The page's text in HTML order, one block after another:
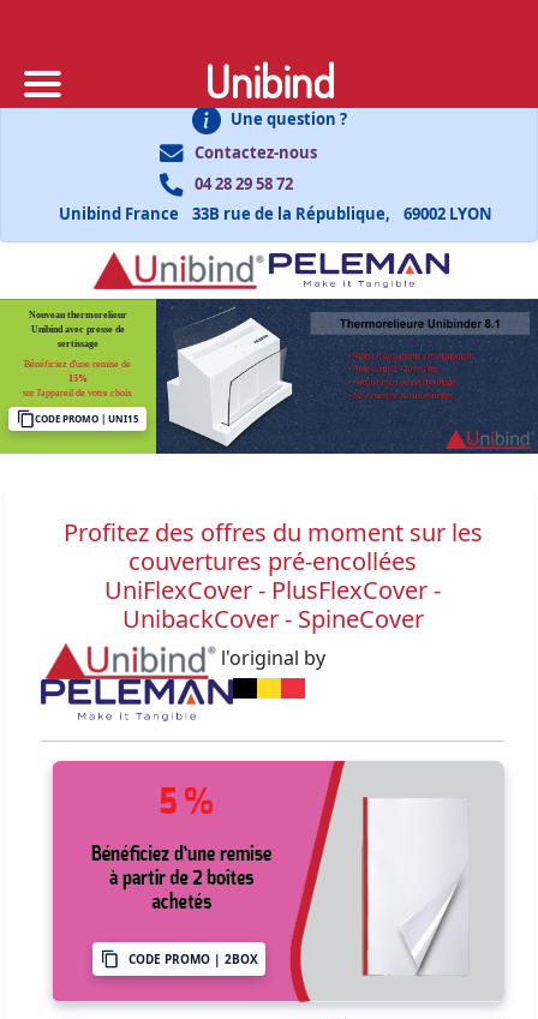
Une question ?
Contactez-nous
04 28 29 58 72
Unibind France
33B rue de la République, 69002 LYON
Nouveau thermorelieur
Unibind avec presse de
sertissage
Bénéficiez d'une remise de
15%
sur l'appareil de votre choix
CODE PROMO | UNI15
Profitez des offres du moment sur les
couvertures pré-encollées
UniFlexCover - PlusFlexCover -
UnibackCover - SpineCover
l'original by
CODE PROMO | 2BOX
Unibind